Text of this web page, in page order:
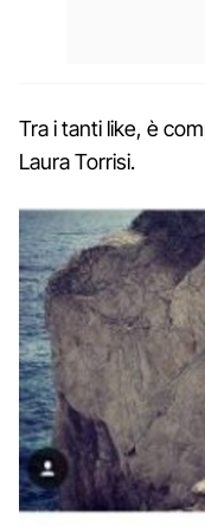
Tra i tanti like, è
Laura Torrisi.